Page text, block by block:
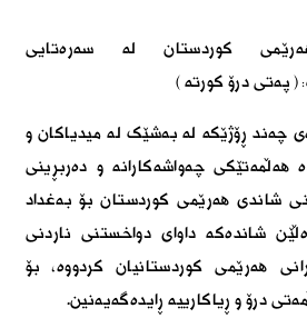
کوردستان لە سەرەتایی
( پەتی درۆ کورتە )
چەند ڕۆژێکە لە بەشێک لە میدیاکان و
چەواشەکارانە و دەربڕینی
شاندی ھەرێمی کوردستان بۆ بەغداد
شاندەکە داوای دواخستنی ناردنی
ھەرێمی کوردستانیان کردووە، بۆ
درۆ و ڕیاکارییە ڕایدەگەیەنین.